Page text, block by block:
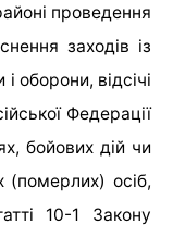
проведення
заходів із
оборони, відсічі
Федерації
бойових дій чи
(померлих) осіб,
10-1 Закону